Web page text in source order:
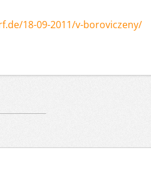
18-09-2011/v-boroviczeny/